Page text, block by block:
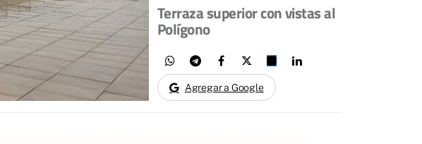
Terraza superior con vistas al
Polígono
Agregar a Google